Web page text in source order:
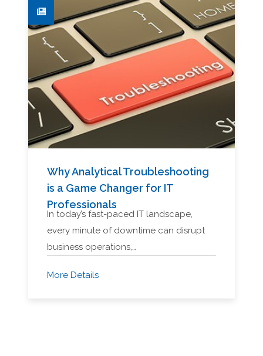
Why Analytical Troubleshooting
is a Game Changer for IT
Professionals
In today’s fast-paced IT landscape,
every minute of downtime can disrupt
business operations,…
More Details